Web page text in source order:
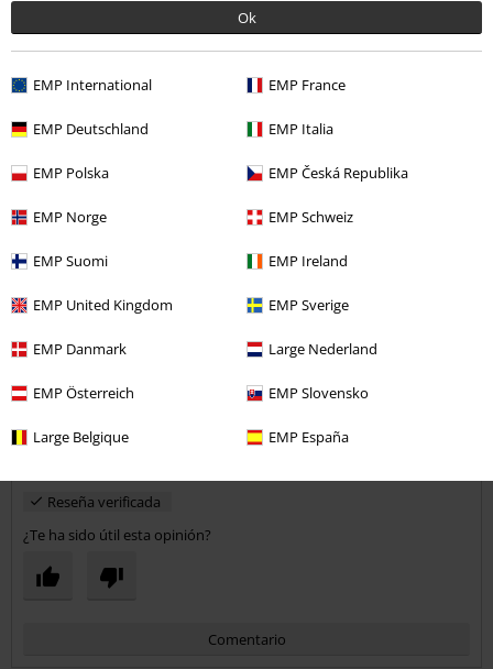
Ok
EMP International EMP France
EMP Deutschland EMP Italia
EMP Polska EMP Česká Republika
EMP Norge EMP Schweiz
EMP Suomi EMP Ireland
EMP United Kingdom EMP Sverige
EMP Danmark Large Nederland
EMP Österreich EMP Slovensko
Large Belgique EMP España
Comentario
Enviar comentario
Publicado: miércoles, 3 mayo, 2017
Le encantó ,talla perfecta y la tela finita fresca para el verano.un
Reseña verificada
¿Te ha sido útil esta opinión?
Comentario